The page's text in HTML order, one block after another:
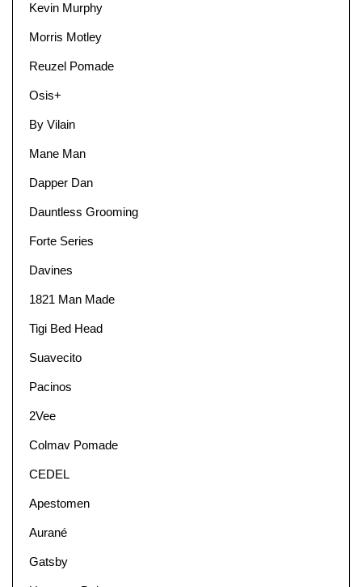
Kevin Murphy
Morris Motley
Reuzel Pomade
Osis+
By Vilain
Mane Man
Dapper Dan
Dauntless Grooming
Forte Series
Davines
1821 Man Made
Tigi Bed Head
Suavecito
Pacinos
2Vee
Colmav Pomade
CEDEL
Apestomen
Aurané
Gatsby